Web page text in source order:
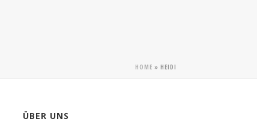
HOME » HEIDI
ÜBER UNS